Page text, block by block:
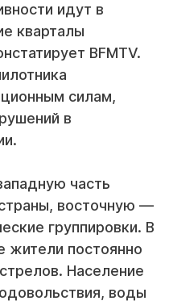
идут в
кварталы
BFMTV.
силам,
в
часть
восточную —
группировки. В
жители постоянно
Население
воды